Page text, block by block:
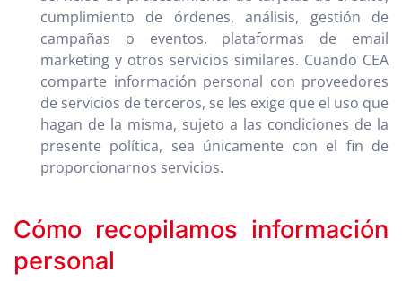
cumplimiento de órdenes, análisis, gestión de
campañas o eventos, plataformas de email
marketing y otros servicios similares. Cuando CEA
comparte información personal con proveedores
de servicios de terceros, se les exige que el uso que
hagan de la misma, sujeto a las condiciones de la
presente política, sea únicamente con el fin de
proporcionarnos servicios.
Cómo recopilamos información
personal